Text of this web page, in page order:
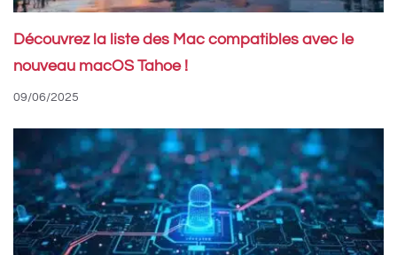
Découvrez la liste des Mac compatibles avec le
nouveau macOS Tahoe !
09/06/2025